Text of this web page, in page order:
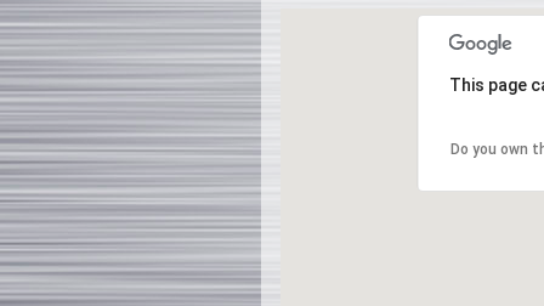
This page
Do you own